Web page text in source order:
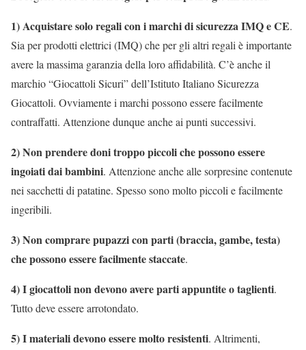
1) Acquistare solo regali con i marchi di sicurezza IMQ e CE.
Sia per prodotti elettrici (IMQ) che per gli altri regali è importante
avere la massima garanzia della loro affidabilità. C’è anche il
marchio “Giocattoli Sicuri” dell’Istituto Italiano Sicurezza
Giocattoli. Ovviamente i marchi possono essere facilmente
contraffatti. Attenzione dunque anche ai punti successivi.
2) Non prendere doni troppo piccoli che possono essere
ingoiati dai bambini. Attenzione anche alle sorpresine contenute
nei sacchetti di patatine. Spesso sono molto piccoli e facilmente
ingeribili.
3) Non comprare pupazzi con parti (braccia, gambe, testa)
che possono essere facilmente staccate.
4) I giocattoli non devono avere parti appuntite o taglienti.
Tutto deve essere arrotondato.
5) I materiali devono essere molto resistenti. Altrimenti,